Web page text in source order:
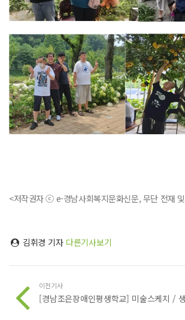
<저작권자 ⓒ e-경남사회복지문화신문, 무단 전재
김휘경 기자 다른기사보기
이전기사
[경남조은장애인평생학교] 미술스케치 /